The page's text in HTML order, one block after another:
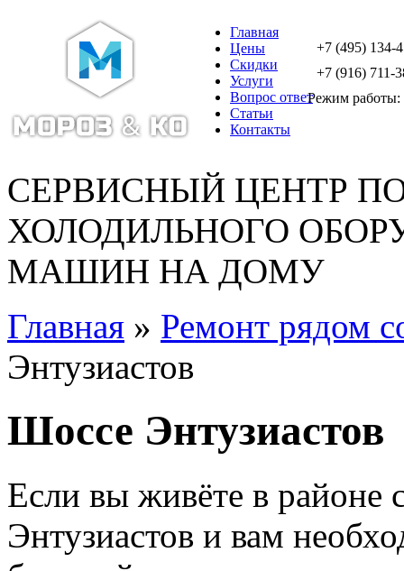
Главная
Цены
Скидки
Услуги
Вопрос ответ
Статьи
Контакты
+7 (495) 134-
+7 (916) 711-
Режим работы:
СЕРВИСНЫЙ ЦЕНТР
ХОЛОДИЛЬНОГО
МАШИН НА ДОМУ
Главная » Ремонт рядом
Энтузиастов
Шоссе Энтузиастов
Если вы живёте в районе
Энтузиастов и вам